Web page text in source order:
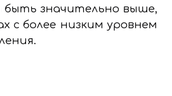
быть значительно выше,
с более низким уровнем